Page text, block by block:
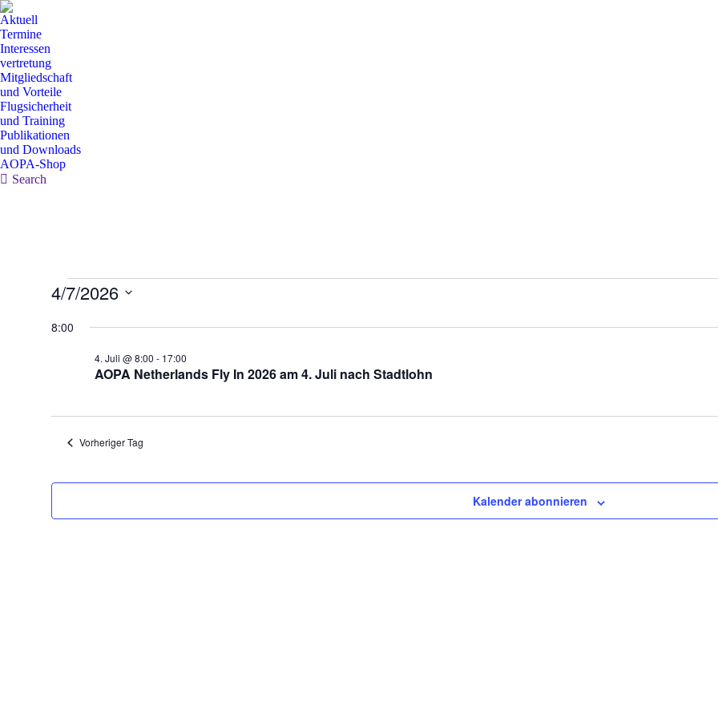
Aktuell
Termine
Interessen
vertretung
Mitgliedschaft
und Vorteile
Flugsicherheit
und Training
Publikationen
und Downloads
AOPA-Shop
Search:
Search
Veranstaltungen
4.
4/7/2026
wählen.
8:00
AOPA Netherlands Fly In 2026 am 4. Juli nach Stadtlohn
4. Juli @ 8:00 - 17:00
Vorheriger Tag
Kalender abonnieren